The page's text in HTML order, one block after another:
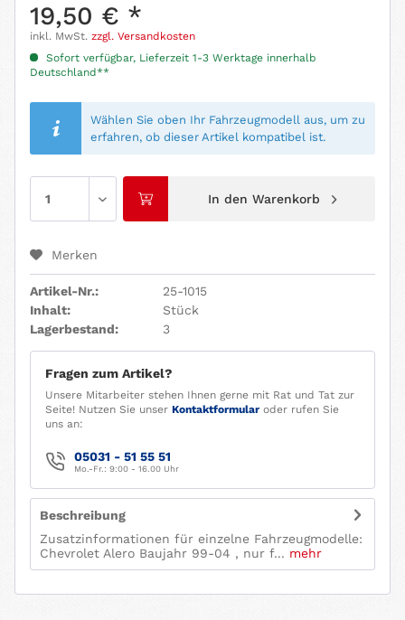
19,50 € *
inkl. MwSt. zzgl. Versandkosten
Sofort verfügbar, Lieferzeit 1-3 Werktage innerhalb
Deutschland**
Wählen Sie oben Ihr Fahrzeugmodell aus, um zu
erfahren, ob dieser Artikel kompatibel ist.
In den Warenkorb
Merken
Artikel-Nr.:
25-1015
Inhalt:
Stück
Lagerbestand:
3
Fragen zum Artikel?
Unsere Mitarbeiter stehen Ihnen gerne mit Rat und Tat zur
Seite! Nutzen Sie unser Kontaktformular oder rufen Sie
uns an:
05031 - 51 55 51
Mo.-Fr.: 9:00 - 16.00 Uhr
Beschreibung
Zusatzinformationen für einzelne Fahrzeugmodelle:
Chevrolet Alero Baujahr 99-04 , nur f... mehr